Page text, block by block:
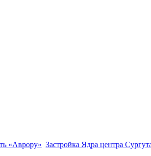
«Аврору» Застройка Ядра центра